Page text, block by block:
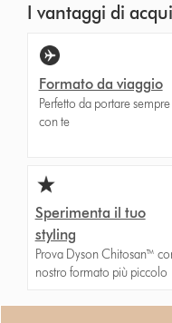
I vantaggi di
Formato da viaggio
Perfetto da portare sempre
con te
Sperimenta il tuo
styling
Prova Dyson Chitosan™
nostro formato più piccolo